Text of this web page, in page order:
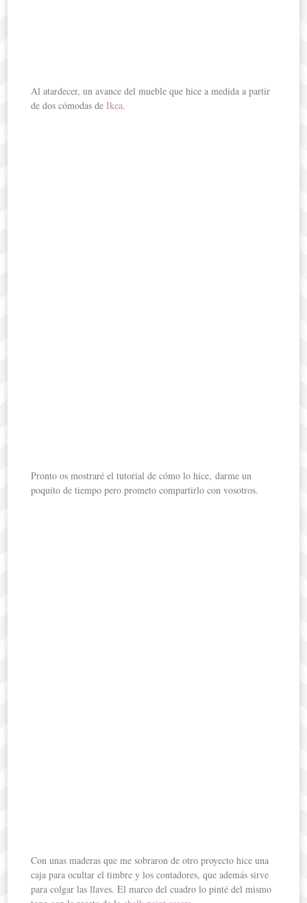
Al atardecer, un avance del mueble que hice a medida a partir
de dos cómodas deIkea.
Pronto os mostraré el tutorial de cómo lo hice, darme un
poquito de tiempo pero prometo compartirlo con vosotros.
Con unas maderas que me sobraron de otro proyecto hice una
caja para ocultar el timbre y los contadores, que además sirve
para colgar las llaves. El marco del cuadro lo pinté del mismo